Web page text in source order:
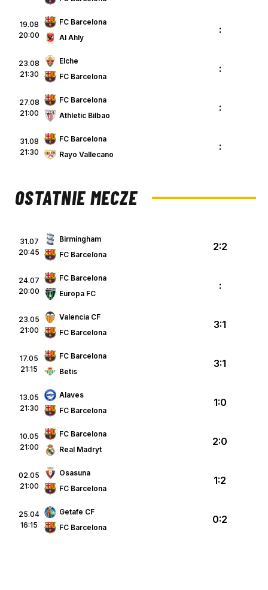
19.08
20:00
FC Barcelona
Al Ahly
:
23.08
21:30
Elche
FC Barcelona
:
27.08
21:00
FC Barcelona
Athletic Bilbao
:
31.08
21:30
FC Barcelona
Rayo Vallecano
:
OSTATNIE MECZE
31.07
20:45
Birmingham
FC Barcelona
2:2
24.07
20:00
FC Barcelona
Europa FC
:
23.05
21:00
Valencia CF
FC Barcelona
3:1
17.05
21:15
FC Barcelona
Betis
3:1
13.05
21:30
Alaves
FC Barcelona
1:0
10.05
21:00
FC Barcelona
Real Madryt
2:0
02.05
21:00
Osasuna
FC Barcelona
1:2
25.04
16:15
Getafe CF
FC Barcelona
0:2